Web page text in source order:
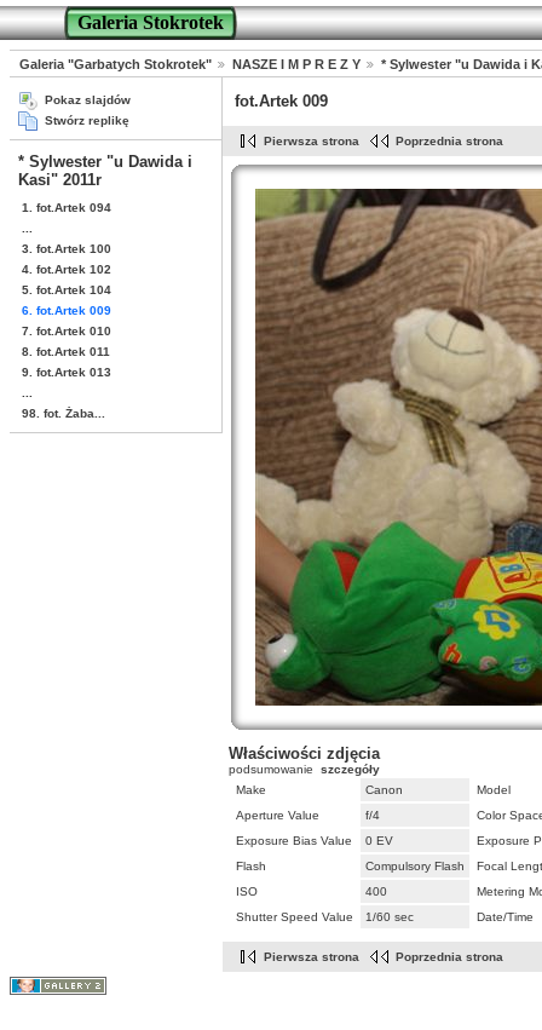
Galeria Stokrotek
Galeria "Garbatych Stokrotek" NASZE I M P R E Z Y * Sylwester "u Dawida i
Pokaz slajdów
Stwórz replikę
* Sylwester "u Dawida i
Kasi" 2011r
1. fot.Artek 094
3. fot.Artek 100
4. fot.Artek 102
5. fot.Artek 104
6. fot.Artek 009
7. fot.Artek 010
8. fot.Artek 011
9. fot.Artek 013
98. fot. Żaba...
fot.Artek 009
Pierwsza strona Poprzednia strona
Właściwości zdjęcia
podsumowanie szczegóły
Make
Canon
Model
Aperture Value
f/4
Color
Exposure Bias Value
0 EV
Exposure
Flash
Compulsory Flash
Focal
ISO
400
Metering
Shutter Speed Value
1/60 sec Date/Time
Pierwsza strona Poprzednia strona